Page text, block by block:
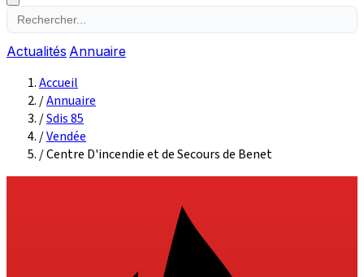
Actualités Annuaire
Accueil
/Annuaire
/Sdis 85
/Vendée
/Centre D'incendie et de Secours de Benet